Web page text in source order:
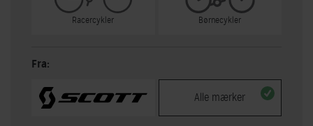
Racercykler Børnecykler
Fra:
Alle mærker